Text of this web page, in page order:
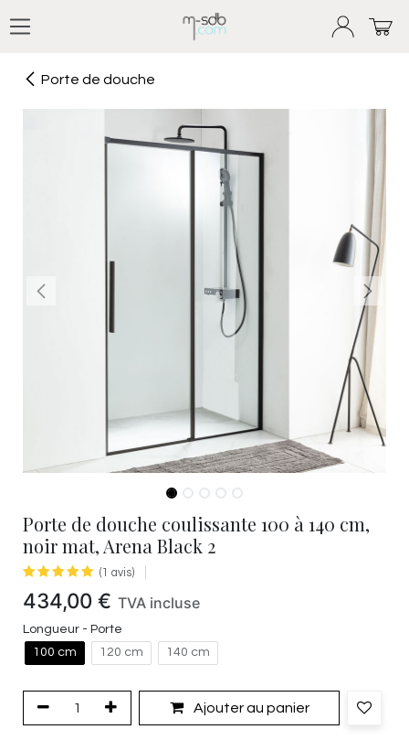
Porte de douche
Porte de douche coulissante 100 à 140 cm,
noir mat, Arena Black 2
(1 avis)
434,00 € TVA incluse
Longueur - Porte
100 cm 120 cm 140 cm
Ajouter au panier